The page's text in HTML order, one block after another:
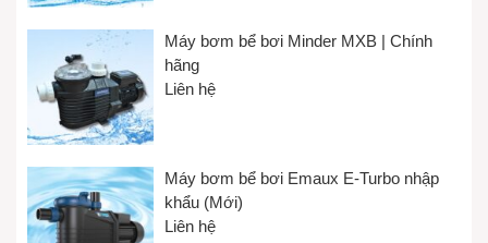
Máy bơm bể bơi Minder MXB | Chính
hãng
Liên hệ
Máy bơm bể bơi Emaux E-Turbo nhập
khẩu (Mới)
Liên hệ